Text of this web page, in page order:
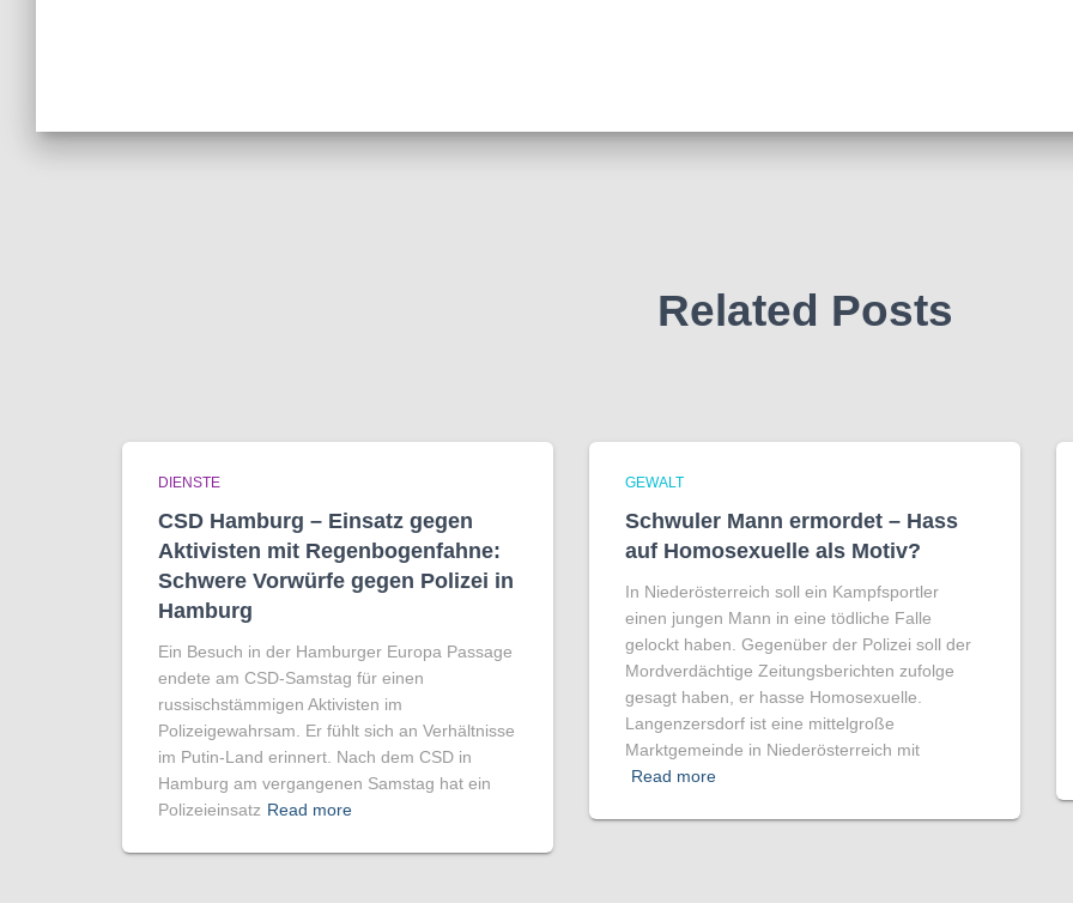
Related Posts
DIENSTE
CSD Hamburg – Einsatz gegen
Aktivisten mit Regenbogen­fahne:
Schwere Vorwürfe gegen Polizei in
Hamburg
Ein Besuch in der Hamburger Europa Passage
endete am CSD-Samstag für einen
russischstämmigen Aktivisten im
Polizeigewahrsam. Er fühlt sich an Verhältnisse
im Putin-Land erinnert. Nach dem CSD in
Hamburg am vergangenen Samstag hat ein
Polizeieinsatz Read more
GEWALT
Schwuler Mann ermordet – Hass
auf Homo­sexuelle als Motiv?
In Niederösterreich soll ein Kampfsportler
einen jungen Mann in eine tödliche Falle
gelockt haben. Gegenüber der Polizei soll der
Mordverdächtige Zeitungsberichten zufolge
gesagt haben, er hasse Homosexuelle.
Langenzersdorf ist eine mittelgroße
Marktgemeinde in Niederösterreich mit
Read more